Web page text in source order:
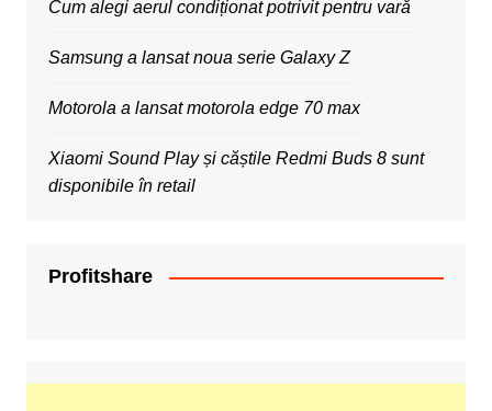
Cum alegi aerul condiționat potrivit pentru vară
Samsung a lansat noua serie Galaxy Z
Motorola a lansat motorola edge 70 max
Xiaomi Sound Play și căștile Redmi Buds 8 sunt
disponibile în retail
Profitshare